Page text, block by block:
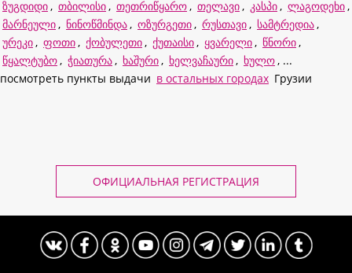
ზუგდიდი , თბილისი , თეთრიწყარო , თელავი , კასპი , ლაგოდეხი ,
მარნეული , ნინოწმინდა , ოზურგეთი , რუსთავი , სამტრედია ,
ურეკი , ფოთი , ქობულეთი , ქუთაისი , ყვარელი , წნორი ,
წყალტუბო , ჭიათურა , ხაშური , ხელვაჩაური , ხულო , ...
посмотреть пункты выдачи в остальных городах Грузии
ОФИЦИАЛЬНАЯ РЕГИСТРАЦИЯ